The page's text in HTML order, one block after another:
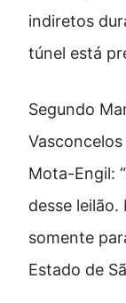
indiretos
túnel está
Segundo
Mota-Engil:
desse
somente
Estado de